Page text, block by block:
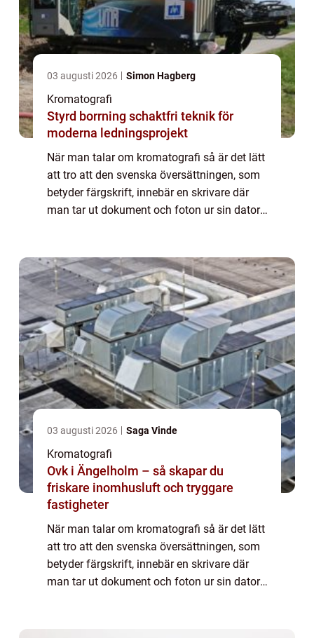
03 augusti 2026 Simon Hagberg
Kromatografi
Styrd borrning schaktfri teknik för
moderna ledningsprojekt
När man talar om kromatografi så är det lätt
att tro att den svenska översättningen, som
betyder färgskrift, innebär en skrivare där
man tar ut dokument och foton ur sin dator.
03 augusti 2026 Saga Vinde
Kromatografi
Ovk i Ängelholm – så skapar du
friskare inomhusluft och tryggare
fastigheter
När man talar om kromatografi så är det lätt
att tro att den svenska översättningen, som
betyder färgskrift, innebär en skrivare där
man tar ut dokument och foton ur sin dator.